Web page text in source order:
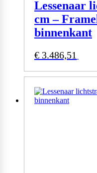
Lessenaar
cm –
binnenkant
€ 3.486,51